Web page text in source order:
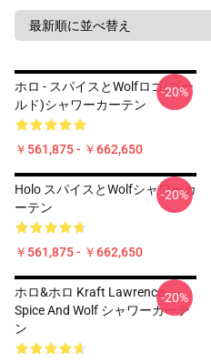
ホロ - スパイスとWolfロゴ(ゴー
ルド)シャワーカーテン
￥561,875 - ￥662,650
-20%
Holo スパイスとWolfシャワーカ
ーテン
￥561,875 - ￥662,650
-20%
ホロ&ホロ Kraft Lawrence - - -
Spice And Wolf シャワーカーテ
ン
-20%